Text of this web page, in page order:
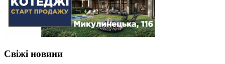
Свіжі новини